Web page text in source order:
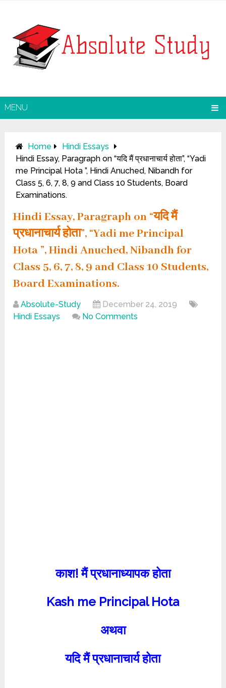
MENU
Home
Hindi Essays
Hindi Essay, Paragraph on “यदि मैं प्रधानाचार्य होता”, “Yadi
me Principal Hota ”, Hindi Anuched, Nibandh for
Class 5, 6, 7, 8, 9 and Class 10 Students, Board
Examinations.
Hindi Essay, Paragraph on “यदि मैं
प्रधानाचार्य होता”, “Yadi me Principal
Hota ”, Hindi Anuched, Nibandh for
Class 5, 6, 7, 8, 9 and Class 10 Students,
Board Examinations.
Absolute-Study
December 24, 2019
Hindi Essays
No Comments
काश! मैं प्रधानाध्यापक होता
Kash me Principal Hota
अथवा
यदि मैं प्रधानाचार्य होता